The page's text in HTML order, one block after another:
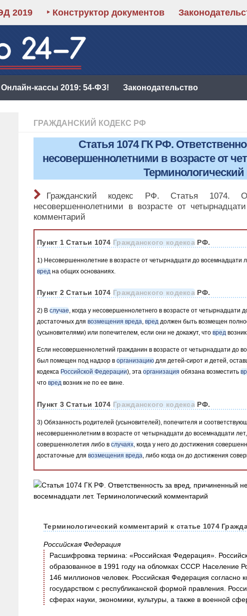
2019 ‣ Конструктор документов
Онлайн-кассы 2019: 54-ФЗ! Законодательство
ГРАЖДАНСКИЙ КОДЕКС РФ
Статья 1074 ГК РФ.
несовершеннолетними в возрасте от
Гражданский кодекс РФ. Статья 1074.
несовершеннолетними в возрасте от
комментарий
Пункт 1 Статьи 1074Гражданского кодекса РФ.
1) Несовершеннолетние в возрасте от четырнадцати до восемнадцати
вред на общих основаниях.
Пункт 2 Статьи 1074Гражданского кодекса РФ.
2) В случае, когда у несовершеннолетнего в возрасте от четырнадцати
достаточных для возмещения вреда, вред должен быть возмещен
(усыновителями) или попечителем, если они не докажут, что вред
Если несовершеннолетний гражданин в возрасте от четырнадцати до
был помещен под надзор в организацию для детей-сирот и детей,
кодекса Российской Федерации), эта организация обязана возместить
что вред возник не по ее вине.
Пункт 3 Статьи 1074Гражданского кодекса РФ.
3) Обязанность родителей (усыновителей), попечителя и
несовершеннолетним в возрасте от четырнадцати до восемнадцати
совершеннолетия либо в случаях , когда у него до достижения
достаточные для возмещения вреда , либо когда он до достижения
Терминологический комментарий к статье 1074
Российская Федерация
Расшифровка термина: «Российская Федерация».
образованное в 1991 году на обломках СССР. Население
146 миллионов человек. Российская Федерация согласно
государством с республиканской формой правления.
сферах науки, экономики, культуры, а также в военной